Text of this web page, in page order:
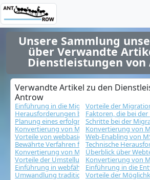
Unsere Sammlung
über Verwandte
Dienstleistungen von
Verwandte Artikel zu den
Antrow
Einführung in die Migration von MS-Access
Vorteile der
Herausforderungen bei der Migration von
Faktoren, die bei
Planung eines erfolgreichen MS-Access-
Schritte bei der
Konvertierung von MS-Access-Formularen
Konvertierung von
Vorteile von webbasierten MS-Access-
Web-Enabling von
Bewährte Verfahren für die Migration von
Technische
Konvertierung von MS-Access-Abfragen in
Überblick über
Vorteile der Umstellung von MS-Access
Konvertierung von
Einführung in webfähige MS-Access-
Einführung in die
Umwandlung traditioneller Windows-
Vorteile der